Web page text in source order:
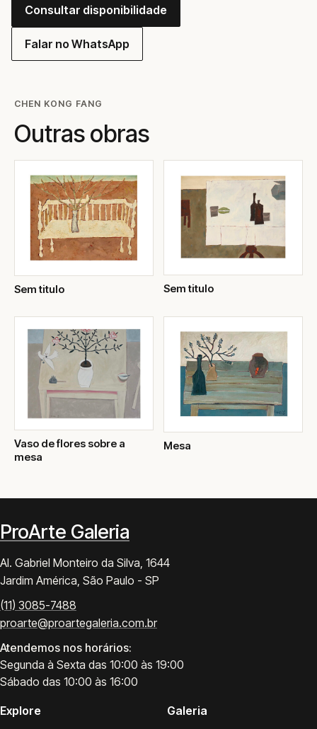
Consultar disponibilidade
Falar no WhatsApp
CHEN KONG FANG
Outras obras
Sem titulo Sem titulo
Vaso de flores sobre a
mesa
Mesa
ProArte Galeria
Al. Gabriel Monteiro da Silva, 1644
Jardim América, São Paulo - SP
(11) 3085-7488
proarte@proartegaleria.com.br
Atendemos nos horários:
Segunda à Sexta das 10:00 às 19:00
Sábado das 10:00 às 16:00
Explore
Galeria